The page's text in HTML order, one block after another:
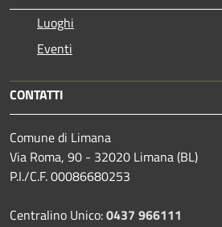
Luoghi
Eventi
CONTATTI
Comune di Limana
Via Roma, 90 - 32020 Limana (BL)
P.I./C.F. 00086680253
Centralino Unico:0437 966111